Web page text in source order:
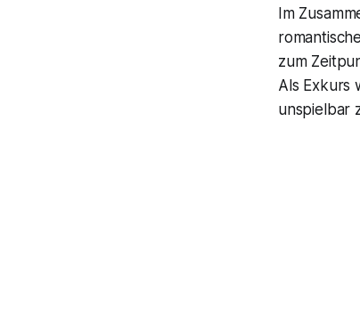
Im
zum
Als Exkurs
unspielbar